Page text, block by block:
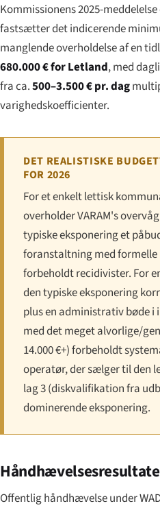
Kommissionens 2025-
fastsætter det indicerende
manglende overholdelse af en
680.000 € for Letland, med
fra ca.500–3.500 € pr. dag
varighedskoefficienter.
DET REALISTISKE
FOR 2026
For et enkelt lettisk
overholder VARAM's
typiske eksponering et
foranstaltning med
forbeholdt recidivister. For
den typiske eksponering
plus en administrativ bøde i
med det meget alvorlige/
14.000 €+) forbeholdt
operatør, der sælger til den
lag 3 (diskvalifikation fra
dominerende eksponering.
Offentlig håndhævelse under